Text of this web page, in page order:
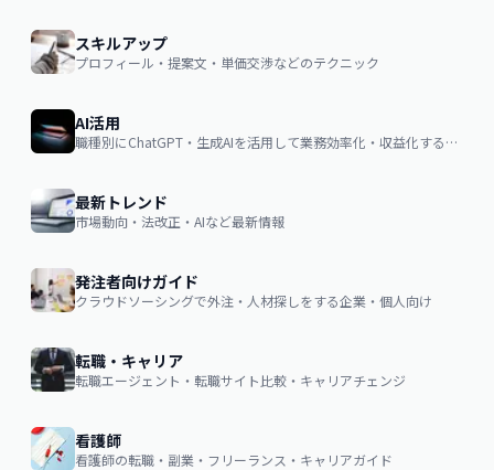
スキルアップ
プロフィール・提案文・単価交渉などのテクニック
AI活用
職種別にChatGPT・生成AIを活用して業務効率化・収益化するノウハウ
最新トレンド
市場動向・法改正・AIなど最新情報
発注者向けガイド
クラウドソーシングで外注・人材探しをする企業・個人向け
転職・キャリア
転職エージェント・転職サイト比較・キャリアチェンジ
看護師
看護師の転職・副業・フリーランス・キャリアガイド